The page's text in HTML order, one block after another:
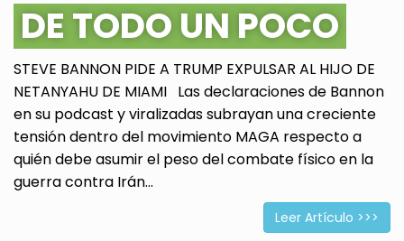
DE TODO UN POCO
STEVE BANNON PIDE A TRUMP EXPULSAR AL HIJO DE
NETANYAHU DE MIAMI Las declaraciones de Bannon
en su podcast y viralizadas subrayan una creciente
tensión dentro del movimiento MAGA respecto a
quién debe asumir el peso del combate físico en la
guerra contra Irán...
Leer Artículo >>>